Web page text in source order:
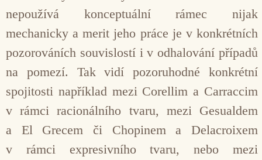
nepoužívá konceptuální rámec nijak
mechanicky a merit jeho práce je v konkrétních
pozorováních souvislostí i v odhalování případů
na pomezí. Tak vidí pozoruhodné konkrétní
spojitosti například mezi Corellim a Carraccim
v rámci racionálního tvaru, mezi Gesualdem
a El Grecem či Chopinem a Delacroixem
v rámci expresivního tvaru, nebo mezi